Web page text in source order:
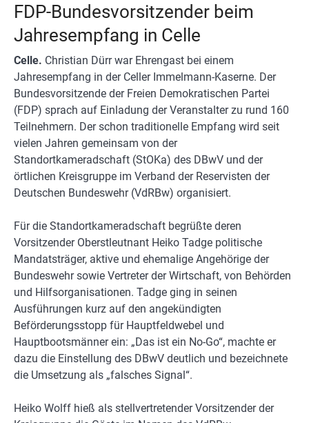
FDP-Bundesvorsitzender beim
Jahresempfang in Celle
Celle. Christian Dürr war Ehrengast bei einem
Jahresempfang in der Celler Immelmann-Kaserne. Der
Bundesvorsitzende der Freien Demokratischen Partei
(FDP) sprach auf Einladung der Veranstalter zu rund 160
Teilnehmern. Der schon traditionelle Empfang wird seit
vielen Jahren gemeinsam von der
Standortkameradschaft (StOKa) des DBwV und der
örtlichen Kreisgruppe im Verband der Reservisten der
Deutschen Bundeswehr (VdRBw) organisiert.
Für die Standortkameradschaft begrüßte deren
Vorsitzender Oberstleutnant Heiko Tadge politische
Mandatsträger, aktive und ehemalige Angehörige der
Bundeswehr sowie Vertreter der Wirtschaft, von Behörden
und Hilfsorganisationen. Tadge ging in seinen
Ausführungen kurz auf den angekündigten
Beförderungsstopp für Hauptfeldwebel und
Hauptbootsmänner ein: „Das ist ein No-Go“, machte er
dazu die Einstellung des DBwV deutlich und bezeichnete
die Umsetzung als „falsches Signal“.
Heiko Wolff hieß als stellvertretender Vorsitzender der